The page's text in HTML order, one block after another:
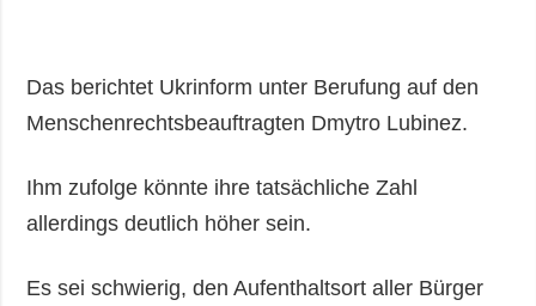
Das berichtet Ukrinform unter Berufung auf den
Menschenrechtsbeauftragten Dmytro Lubinez.
Ihm zufolge könnte ihre tatsächliche Zahl
allerdings deutlich höher sein.
Es sei schwierig, den Aufenthaltsort aller Bürger